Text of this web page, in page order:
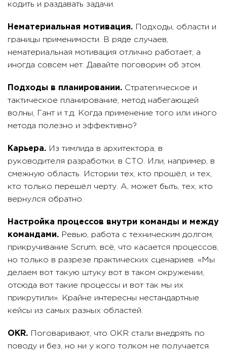
кодить и раздавать задачи.
Нематериальная мотивация.
Подходы, области и
границы применимости. В ряде случаев,
нематериальная мотивация отлично работает, а
иногда совсем нет. Давайте поговорим об этом.
Подходы в планировании. Стратегическое и
тактическое планирование, метод набегающей
волны, Гант и т.д. Когда применение того или иного
метода полезно и эффективно?
Карьера. Из тимлида в архитектора, в
руководителя разработки, в СТО. Или, например, в
смежную область. Истории тех, кто прошёл, и тех,
кто только перешёл черту. А, может быть, тех, кто
вернулся обратно.
Настройка процессов внутри команды и между
командами. Ревью, работа с техническим долгом,
прикручивание Scrum, всё, что касается процессов,
но только в разрезе практических сценариев. «Мы
делаем вот такую штуку вот в таком окружении,
отсюда вот такие процессы и вот так мы их
прикрутили». Крайне интересны нестандартные
кейсы из самых разных областей.
OKR.
Поговаривают, что OKR стали внедрять по
поводу и без, но ни у кого толком не получается.